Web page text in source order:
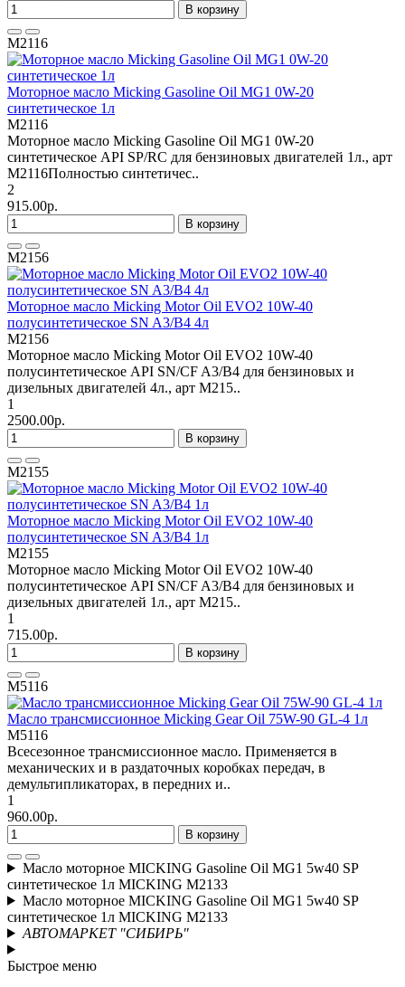
В корзину
M2116
Моторное масло Micking Gasoline Oil MG1 0W-20
синтетическое 1л
M2116
Моторное масло Micking Gasoline Oil MG1 0W-20
синтетическое API SP/RC для бензиновых двигателей 1л., арт
M2116Полностью синтетичес..
2
915.00р.
В корзину
M2156
Моторное масло Micking Motor Oil EVO2 10W-40
полусинтетическое SN A3/B4 4л
M2156
Моторное масло Micking Motor Oil EVO2 10W-40
полусинтетическое API SN/CF A3/B4 для бензиновых и
дизельных двигателей 4л., арт M215..
1
2500.00р.
В корзину
M2155
Моторное масло Micking Motor Oil EVO2 10W-40
полусинтетическое SN A3/B4 1л
M2155
Моторное масло Micking Motor Oil EVO2 10W-40
полусинтетическое API SN/CF A3/B4 для бензиновых и
дизельных двигателей 1л., арт M215..
1
715.00р.
В корзину
M5116
Масло трансмиссионное Micking Gear Oil 75W-90 GL-4 1л
M5116
Всесезонное трансмиссионное масло. Применяется в
механических и в раздаточных коробках передач, в
демультипликаторах, в передних и..
1
960.00р.
В корзину
Масло моторное MICKING Gasoline Oil MG1 5w40 SP
синтетическое 1л MICKING M2133
Масло моторное MICKING Gasoline Oil MG1 5w40 SP
синтетическое 1л MICKING M2133
АВТОМАРКЕТ "СИБИРЬ"
Быстрое меню